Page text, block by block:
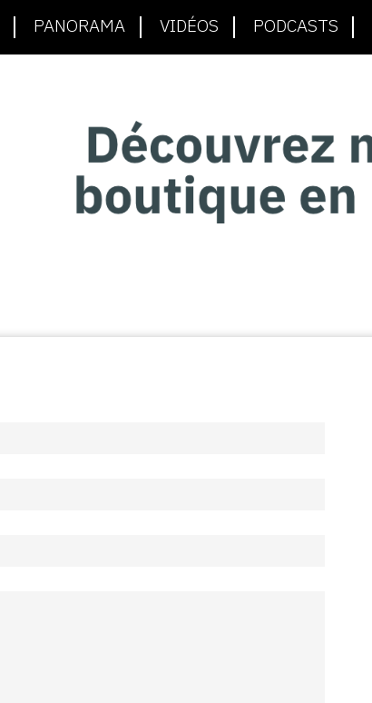
PANORAMA VIDÉOS PODCASTS